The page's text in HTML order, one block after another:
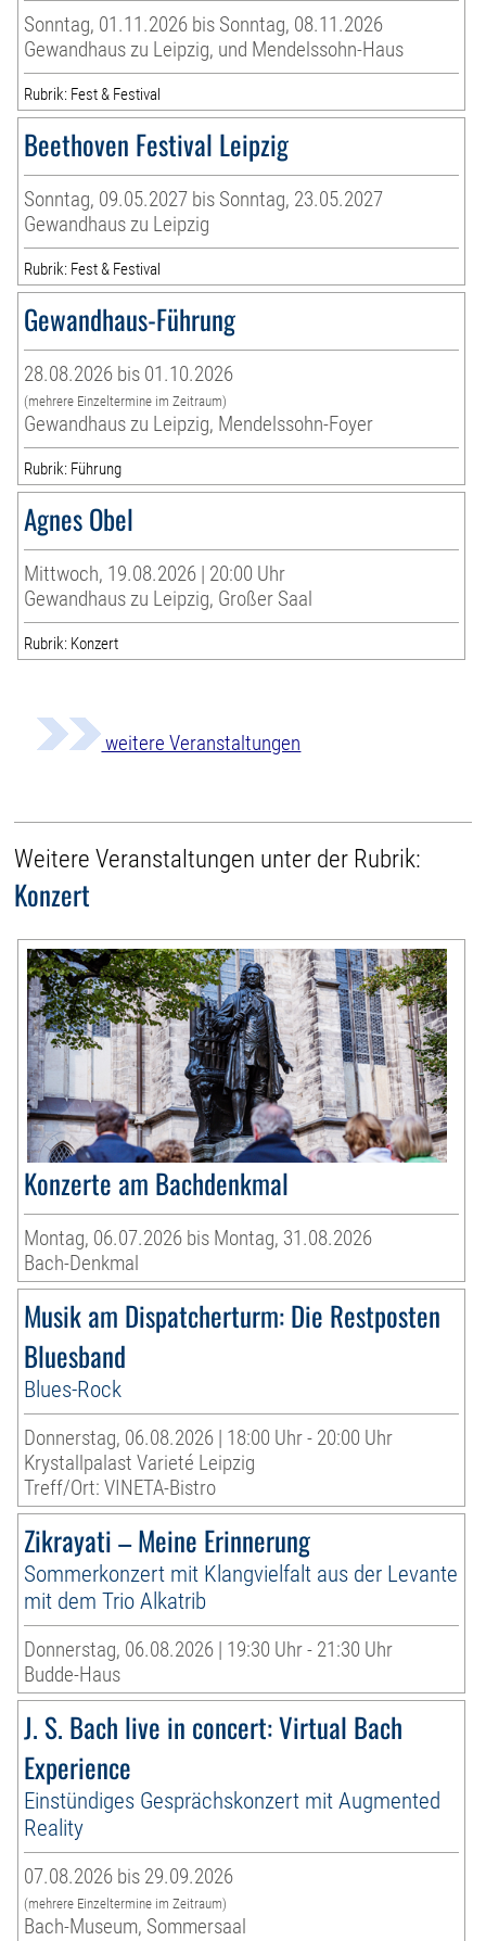
Sonntag, 01.11.2026 bis Sonntag, 08.11.2026
Gewandhaus zu Leipzig, und Mendelssohn-Haus
Rubrik: Fest & Festival
Beethoven Festival Leipzig
Sonntag, 09.05.2027 bis Sonntag, 23.05.2027
Gewandhaus zu Leipzig
Rubrik: Fest & Festival
Gewandhaus-Führung
28.08.2026 bis 01.10.2026
(mehrere Einzeltermine im Zeitraum)
Gewandhaus zu Leipzig, Mendelssohn-Foyer
Rubrik: Führung
Agnes Obel
Mittwoch, 19.08.2026 | 20:00 Uhr
Gewandhaus zu Leipzig, Großer Saal
Rubrik: Konzert
weitere Veranstaltungen
Weitere Veranstaltungen unter der Rubrik:
Konzert
Konzerte am Bachdenkmal
Montag, 06.07.2026 bis Montag, 31.08.2026
Bach-Denkmal
Musik am Dispatcherturm: Die Restposten
Bluesband
Blues-Rock
Donnerstag, 06.08.2026 | 18:00 Uhr - 20:00 Uhr
Krystallpalast Varieté Leipzig
Treff/Ort: VINETA-Bistro
Zikrayati – Meine Erinnerung
Sommerkonzert mit Klangvielfalt aus der Levante
mit dem Trio Alkatrib
Donnerstag, 06.08.2026 | 19:30 Uhr - 21:30 Uhr
Budde-Haus
J. S. Bach live in concert: Virtual Bach
Experience
Einstündiges Gesprächskonzert mit Augmented
Reality
07.08.2026 bis 29.09.2026
(mehrere Einzeltermine im Zeitraum)
Bach-Museum, Sommersaal